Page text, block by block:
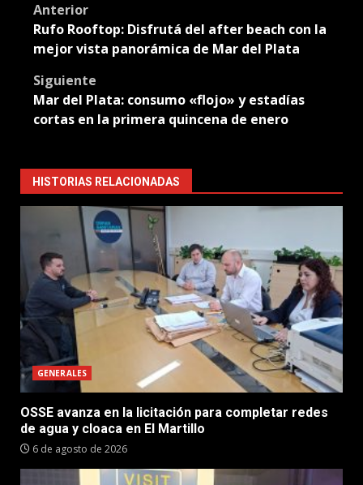
Post
navigation
Anterior
Rufo Rooftop: Disfrutá del after beach con la
mejor vista panorámica de Mar del Plata
Siguiente
Mar del Plata: consumo «flojo» y estadías
cortas en la primera quincena de enero
HISTORIAS RELACIONADAS
GENERALES
OSSE avanza en la licitación para completar redes
de agua y cloaca en El Martillo
6 de agosto de 2026